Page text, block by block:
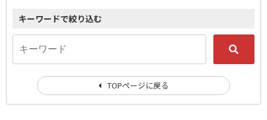
キーワードで絞り込む
TOPページに戻る